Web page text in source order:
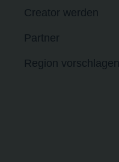
Creator werden
Partner
Region vorschlagen